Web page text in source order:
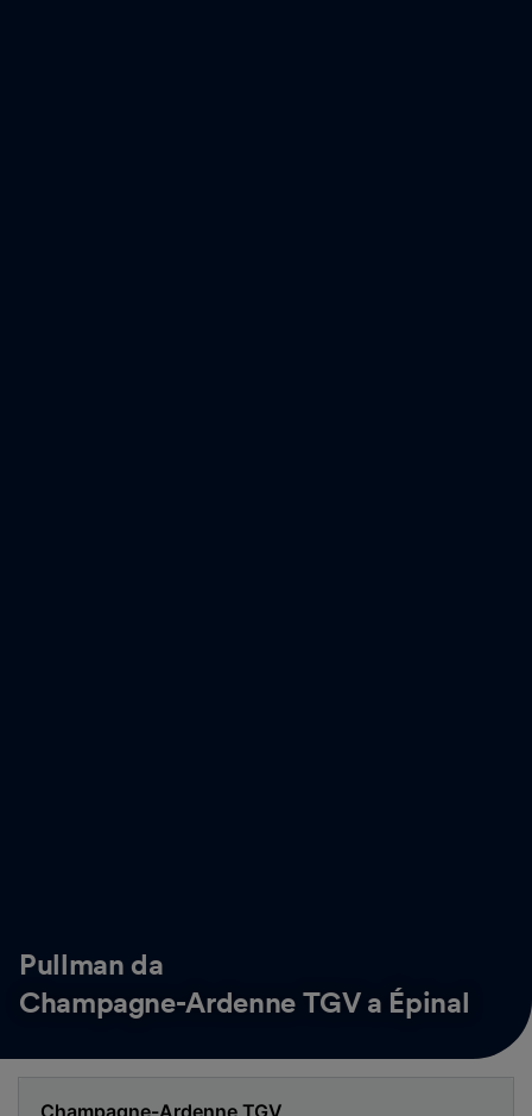
Pullman da
Champagne-Ardenne TGV a Épinal